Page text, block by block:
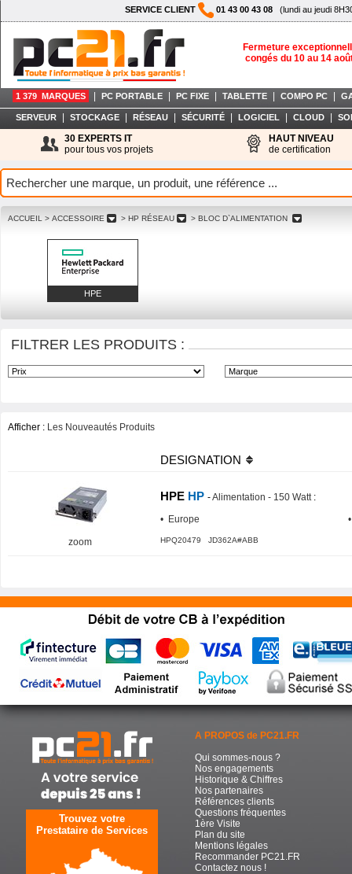
SERVICE CLIENT 01 43 00 43 08 (lundi au jeudi
Fermeture
congés du 10 au 14
1 379 MARQUES PC PORTABLE PC FIXE TABLETTE COMPO PC
SERVEUR STOCKAGE RÉSEAU SÉCURITÉ LOGICIEL CLOUD
30 EXPERTS IT
pour tous vos projets
HAUT NIVEAU
de certification
ACCUEIL > ACCESSOIRE > HP RÉSEAU > BLOC D`ALIMENTATION
HPE
FILTRER LES PRODUITS :
Afficher : Les Nouveautés Produits
DESIGNATION
zoom
HPE HP -Alimentation - 150 Watt:
• Europe
HPQ20479 JD362A#ABB
Trouvez votre
Prestataire de Services
A PROPOS de PC21.FR
Qui sommes-nous ?
Nos engagements
Historique & Chiffres
Nos partenaires
Références clients
Questions fréquentes
1ère Visite
Plan du site
Mentions légales
Recommander PC21.FR
Contactez nous !